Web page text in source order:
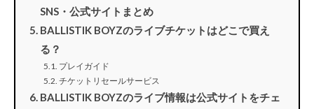
SNS・公式サイトまとめ
BALLISTIK BOYZのライブチケットはどこで買え
る？
プレイガイド
チケットリセールサービス
BALLISTIK BOYZのライブ情報は公式サイトをチェ